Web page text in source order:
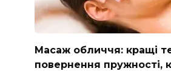
Масаж обличчя: кращі
повернення пружності,